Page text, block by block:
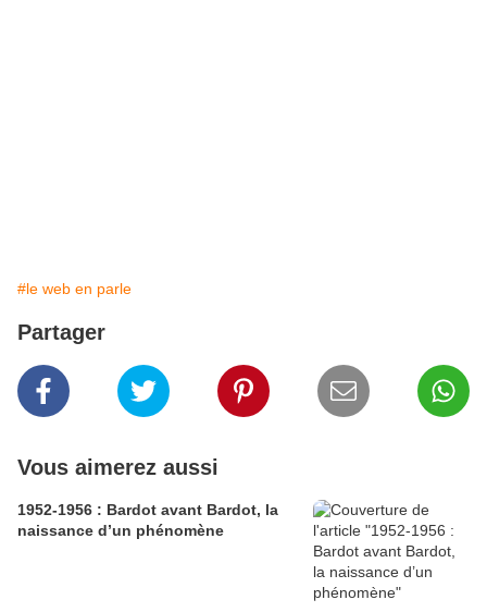
#le web en parle
Partager
Vous aimerez aussi
1952-1956 : Bardot avant Bardot, la
naissance d’un phénomène